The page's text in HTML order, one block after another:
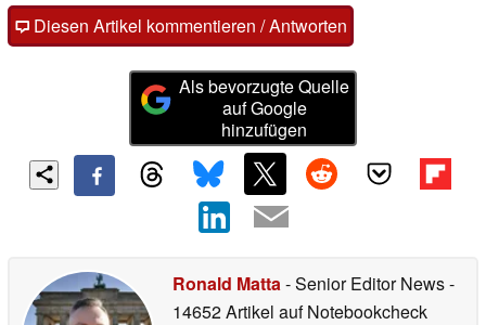
Diesen Artikel kommentieren / Antworten
Als bevorzugte Quelle
auf Google
hinzufügen
Ronald Matta- Senior Editor News-
14652 Artikel auf Notebookcheck